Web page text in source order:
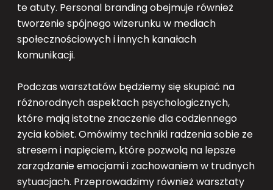
te atuty. Personal branding obejmuje również
tworzenie spójnego wizerunku w mediach
społecznościowych i innych kanałach
komunikacji.
Podczas warsztatów będziemy się skupiać na
różnorodnych aspektach psychologicznych,
które mają istotne znaczenie dla codziennego
życia kobiet. Omówimy techniki radzenia sobie ze
stresem i napięciem, które pozwolą na lepsze
zarządzanie emocjami i zachowaniem w trudnych
sytuacjach. Przeprowadzimy również warsztaty